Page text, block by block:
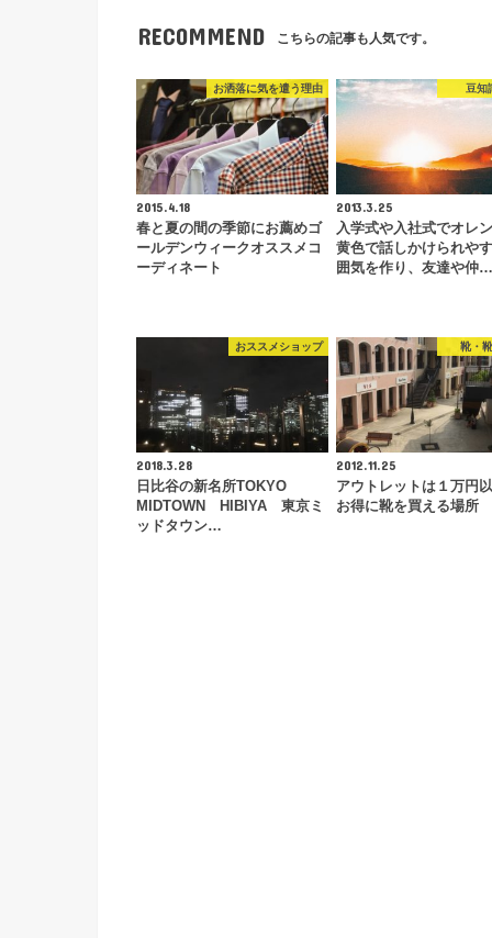
RECOMMEND こちらの記事も人気です。
お洒落に気を遣う理由
2015.4.18
春と夏の間の季節にお薦めゴ
ールデンウィークオススメコ
ーディネート
豆知
2013.3.25
入学式や入社式でオレ
黄色で話しかけられや
囲気を作り、友達や仲…
おススメショップ
2018.3.28
日比谷の新名所TOKYO
MIDTOWN HIBIYA 東京ミ
ッドタウン…
靴・
2012.11.25
アウトレットは１万円
お得に靴を買える場所